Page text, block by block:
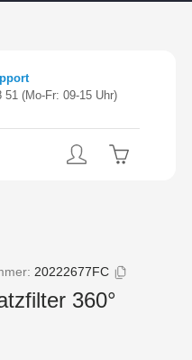
51 (Mo-Fr: 09-15 Uhr)
20222677FC
360°